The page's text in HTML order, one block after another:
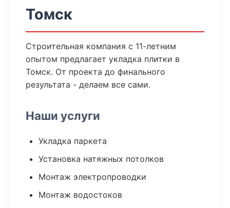
Томск
Строительная компания с 11-летним
опытом предлагает укладка плитки в
Томск. От проекта до финального
результата - делаем все сами.
Наши услуги
Укладка паркета
Установка натяжных потолков
Монтаж электропроводки
Монтаж водостоков